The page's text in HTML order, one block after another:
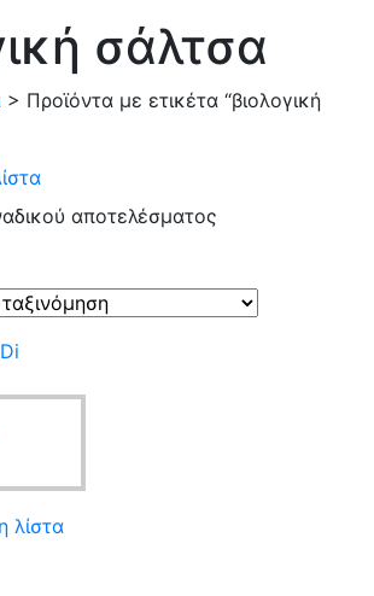
σάλτσα
> Προϊόντα με ετικέτα “βιολογική
αποτελέσματος
λίστα